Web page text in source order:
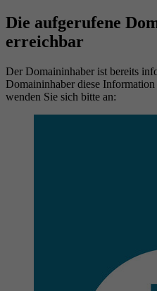
Die aufgerufene
erreichbar
Der Domaininhaber ist bereits
Domaininhaber diese
wenden Sie sich bitte an: